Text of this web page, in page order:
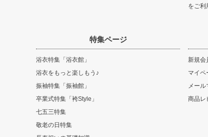
をご利
特集ページ
浴衣特集「浴衣館」
浴衣をもっと楽しもう♪
振袖特集「振袖館」
卒業式特集「袴Style」
七五三特集
敬老の日特集
新規会
マイペ
メー
商品レ